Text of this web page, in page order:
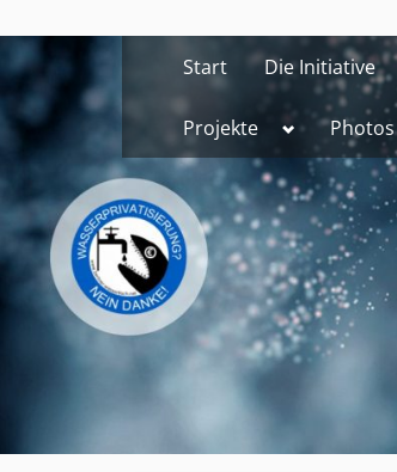
to
content
Start Die Initiative
Projekte Toggle
menu
Photos